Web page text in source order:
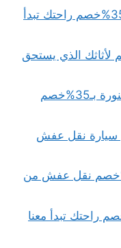
نقل عفش من جدة الى الطائف بـ35%خصم راحتك تبدأ
بجدة بـ35%خصم لأثاثك الذي يستحق
نقل عفش من جدة الى المدينة المنورة بـ35%خصم
جدة بـ30%خصم سيارة نقل عفش
نقل عفش خارج جدة بـ35%خصم نقل عفش من
حي الصفا بـ35%خصم راحتك تبدأ معنا